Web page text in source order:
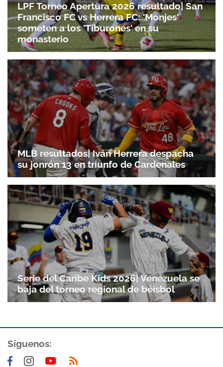
LPF Torneo Apertura 2026 resultado| San
Francisco FC vs Herrera FC: 'Monjes'
someten a los 'Tiburones' en su
monasterio
MLB resultados| Iván Herrera despacha
su jonrón 13 en triunfo de Cardenales
Serie del Caribe Kids 2026| Venezuela se
baja del torneo regional de béisbol
Síguenos: